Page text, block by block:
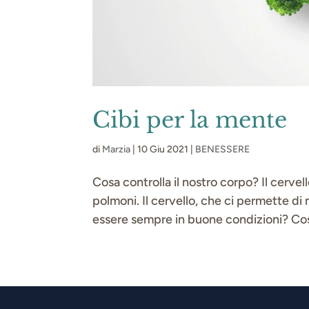
Cibi per la mente
di Marzia |10 Giu 2021 BENESSERE
Cosa controlla il nostro corpo? Il
polmoni. Il cervello, che ci permette di
essere sempre in buone condizioni?